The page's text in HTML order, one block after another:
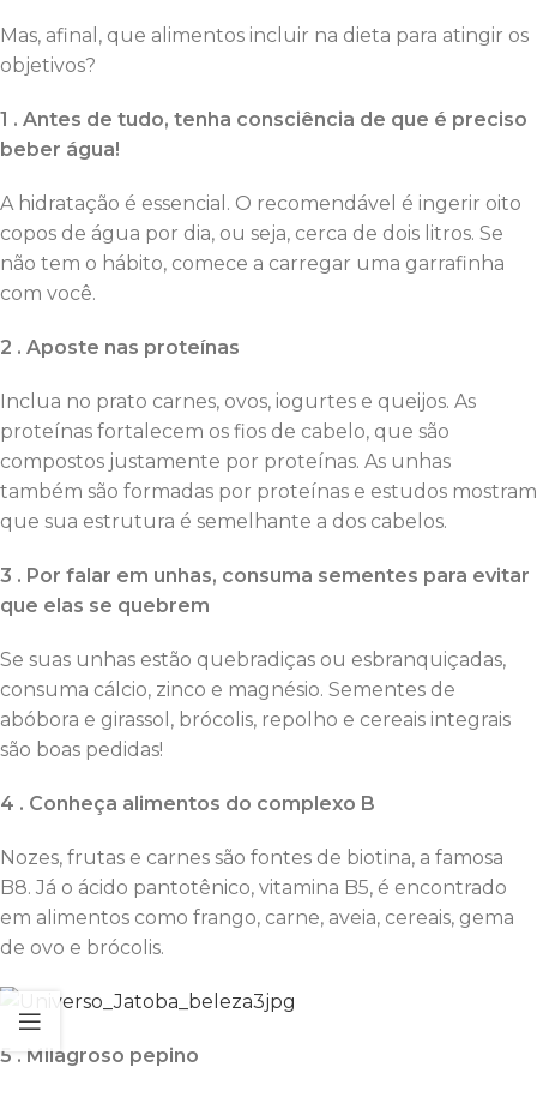
Mas, afinal, que alimentos incluir na dieta para atingir os
objetivos?
1 . Antes de tudo, tenha consciência de que é preciso
beber água!
A hidratação é essencial. O recomendável é ingerir oito
copos de água por dia, ou seja, cerca de dois litros. Se
não tem o hábito, comece a carregar uma garrafinha
com você.
2 . Aposte nas proteínas
Inclua no prato carnes, ovos, iogurtes e queijos. As
proteínas fortalecem os fios de cabelo, que são
compostos justamente por proteínas. As unhas
também são formadas por proteínas e estudos mostram
que sua estrutura é semelhante a dos cabelos.
3 . Por falar em unhas, consuma sementes para evitar
que elas se quebrem
Se suas unhas estão quebradiças ou esbranquiçadas,
consuma cálcio, zinco e magnésio. Sementes de
abóbora e girassol, brócolis, repolho e cereais integrais
são boas pedidas!
4 . Conheça alimentos do complexo B
Nozes, frutas e carnes são fontes de biotina, a famosa
B8. Já o ácido pantotênico, vitamina B5, é encontrado
em alimentos como frango, carne, aveia, cereais, gema
de ovo e brócolis.
5 . Milagroso pepino